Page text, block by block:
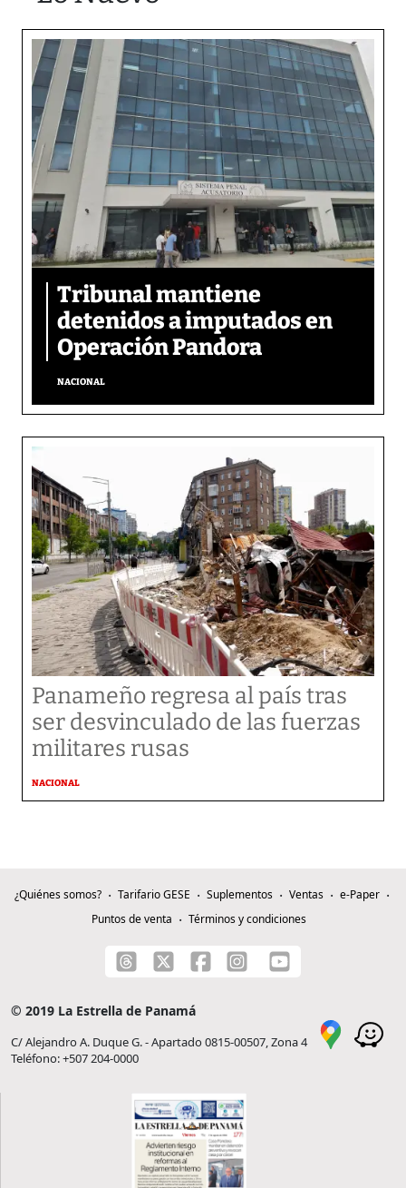
Tribunal mantiene
detenidos a imputados en
Operación Pandora
NACIONAL
Panameño regresa al país tras
ser desvinculado de las fuerzas
militares rusas
NACIONAL
¿Quiénes somos? Tarifario GESE Suplementos Ventas
e-Paper
Puntos de venta
Términos y condiciones
© 2019 La Estrella de Panamá
C/ Alejandro A. Duque G. - Apartado 0815-00507, Zona 4
Teléfono: +507 204-0000